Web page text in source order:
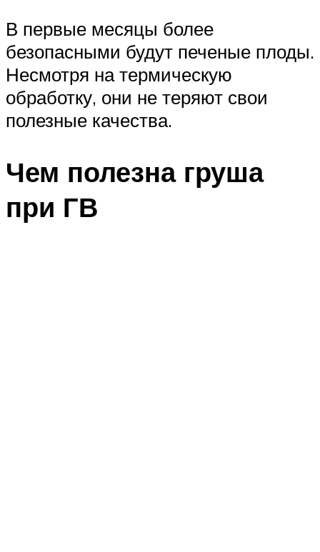
В первые месяцы более
безопасными будут печеные плоды.
Несмотря на термическую
обработку, они не теряют свои
полезные качества.
Чем полезна груша
при ГВ